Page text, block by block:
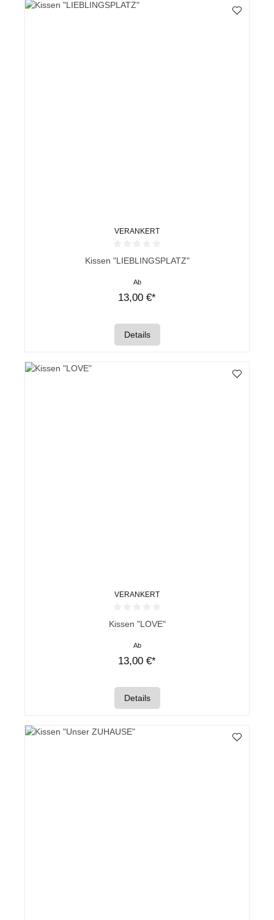
VERANKERT
Durchschnittliche Bewertung von 0 von 5 Sternen
Kissen "LIEBLINGSPLATZ"
Ab
13,00 €*
Details
VERANKERT
Durchschnittliche Bewertung von 0 von 5 Sternen
Kissen "LOVE"
Ab
13,00 €*
Details